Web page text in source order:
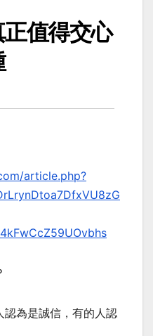
值得交心
article.php?
認為是誠信，有的人認